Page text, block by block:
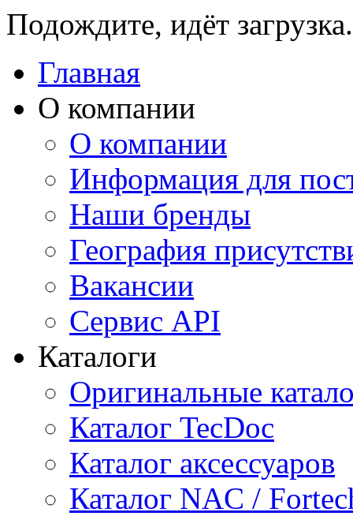
Подождите, идёт
Главная
О компании
О компании
Информация для
Наши бренды
География
Вакансии
Сервис API
Каталоги
Оригинальные
Каталог TecDoc
Каталог аксессуаров
Каталог NAC /